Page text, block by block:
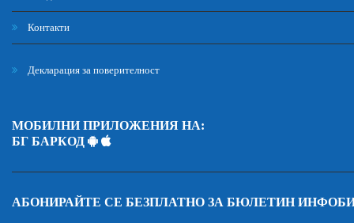
Контакти
Декларация за поверителност
МОБИЛНИ ПРИЛОЖЕНИЯ НА:
БГ БАРКОД
АБОНИРАЙТЕ СЕ БЕЗПЛАТНО ЗА БЮЛЕТИН